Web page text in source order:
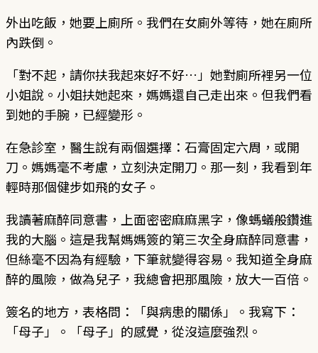
外出吃飯，她要上廁所。我們在女廁外等待，她在廁所
內跌倒。
「對不起，請你扶我起來好不好…」她對廁所裡另一位
小姐說。小姐扶她起來，媽媽還自己走出來。但我們看
到她的手腕，已經變形。
在急診室，醫生說有兩個選擇：石膏固定六周，或開
刀。媽媽毫不考慮，立刻決定開刀。那一刻，我看到年
輕時那個健步如飛的女子。
我讀著麻醉同意書，上面密密麻麻黑字，像螞蟻般鑽進
我的大腦。這是我幫媽媽簽的第三次全身麻醉同意書，
但絲毫不因為有經驗，下筆就變得容易。我知道全身麻
醉的風險，做為兒子，我總會把那風險，放大一百倍。
簽名的地方，表格問：「與病患的關係」。我寫下：
「母子」。「母子」的感覺，從沒這麼強烈。